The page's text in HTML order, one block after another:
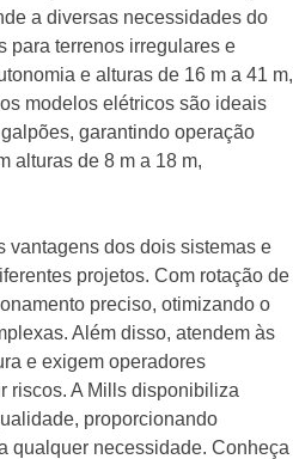
a diversas necessidades do
para terrenos irregulares e
e alturas de 16 m a 41 m,
modelos elétricos são ideais
garantindo operação
alturas de 8 m a 18 m,
vantagens dos dois sistemas e
projetos. Com rotação de
preciso, otimizando o
Além disso, atendem às
e exigem operadores
riscos. A Mills disponibiliza
proporcionando
qualquer necessidade. Conheça